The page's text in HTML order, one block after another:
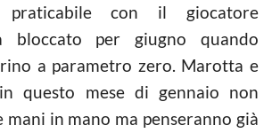
praticabile con il giocatore
bloccato per giugno quando
a parametro zero. Marotta e
questo mese di gennaio non
mani in mano ma penseranno già